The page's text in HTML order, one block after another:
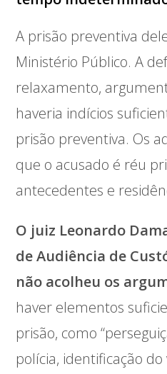
A prisão preventiva
Ministério Público. A
relaxamento,
haveria indícios
prisão preventiva. Os
que o acusado é réu
antecedentes e
O juiz Leonardo
de Audiência de
não acolheu os
haver elementos
prisão, como
polícia, identificação do